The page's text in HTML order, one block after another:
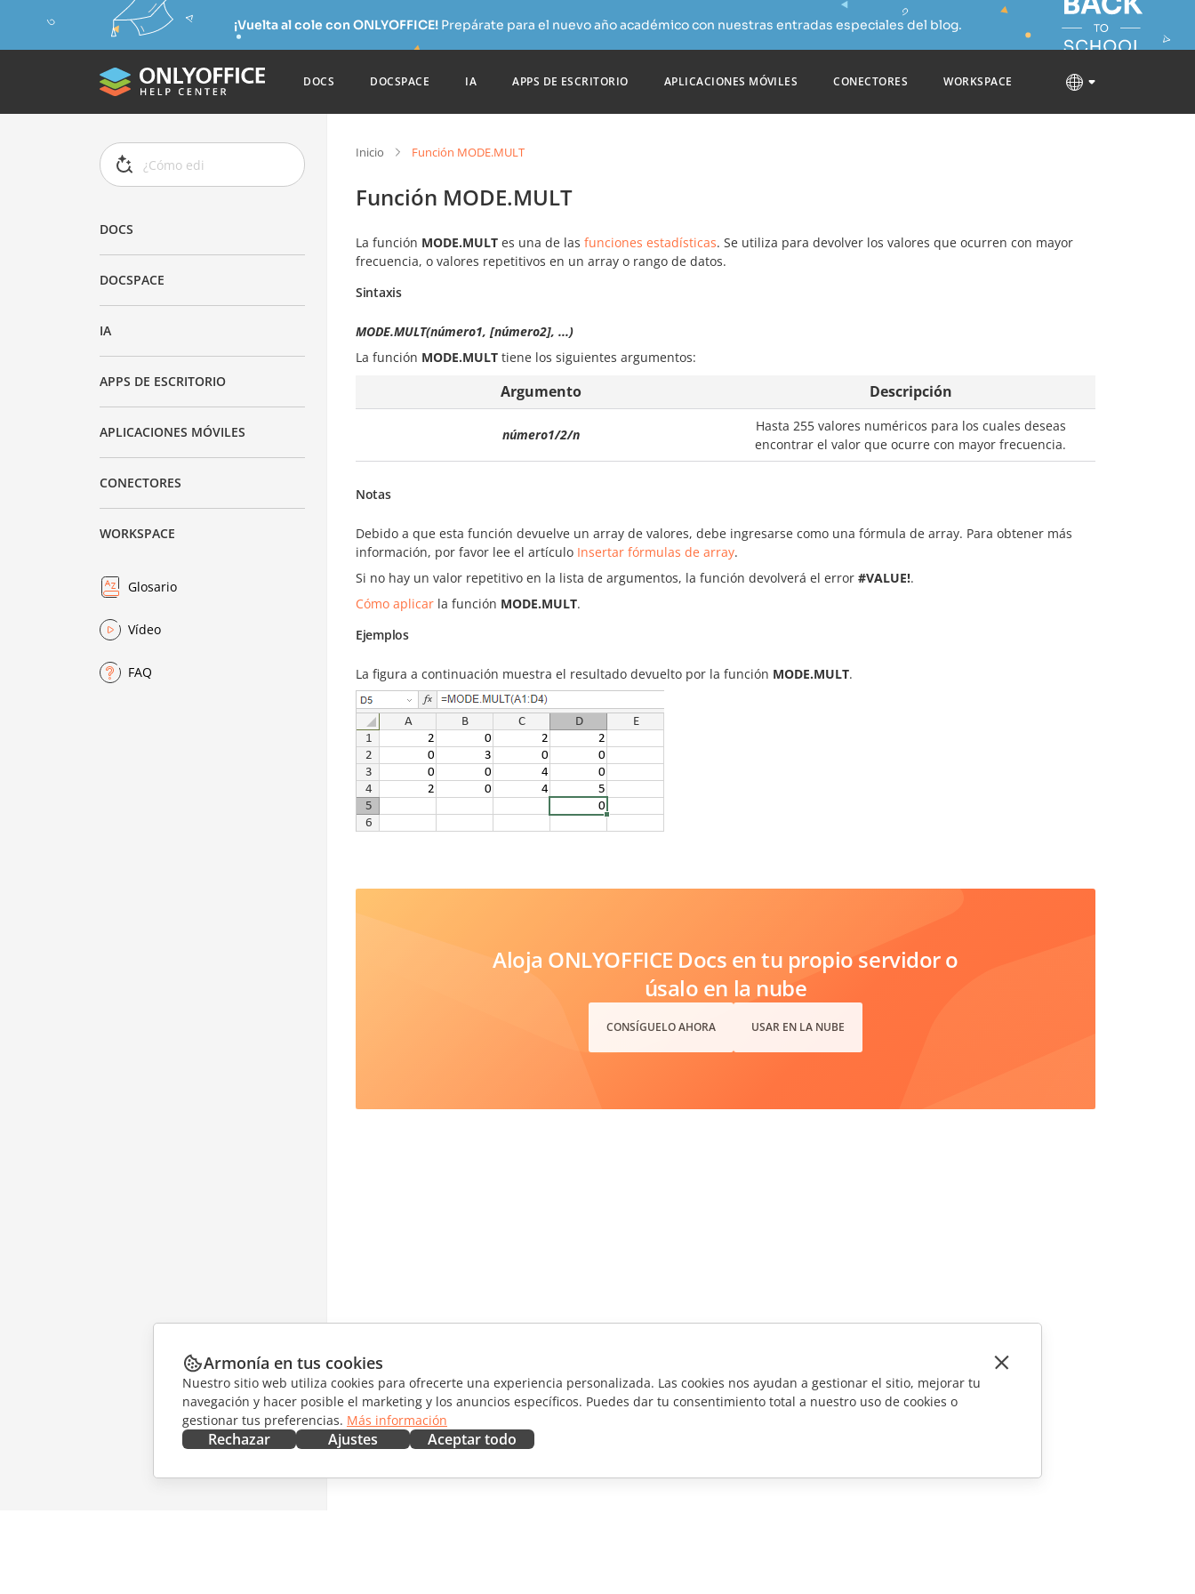
¡Vuelta al cole con ONLYOFFICE!Prepárate para el nuevo año académico con nuestras entradas especiales del blog.
DOCS DOCSPACE IA APPS DE ESCRITORIO APLICACIONES MÓVILES CONECTORES WORKSPACE
DOCS
DOCSPACE
IA
APPS DE ESCRITORIO
APLICACIONES MÓVILES
CONECTORES
WORKSPACE
Glosario
Vídeo
FAQ
Inicio Función MODE.MULT
Función MODE.MULT
La función MODE.MULT es una de las funciones estadísticas. Se utiliza para devolver los valores que ocurren con mayor
frecuencia, o valores repetitivos en un array o rango de datos.
Sintaxis
MODE.MULT(número1, [número2], ...)
La función MODE.MULT tiene los siguientes argumentos:
Argumento Descripción
número1/2/n
Hasta 255 valores numéricos para los cuales deseas
encontrar el valor que ocurre con mayor frecuencia.
Notas
Debido a que esta función devuelve un array de valores, debe ingresarse como una fórmula de array. Para obtener más
información, por favor lee el artículo Insertar fórmulas de array.
Si no hay un valor repetitivo en la lista de argumentos, la función devolverá el error #VALUE!.
Cómo aplicar la función MODE.MULT.
Ejemplos
La figura a continuación muestra el resultado devuelto por la función MODE.MULT.
Aloja ONLYOFFICE Docs en tu propio servidor o
úsalo en la nube
CONSÍGUELO AHORA USAR EN LA NUBE
Armonía en tus cookies
Nuestro sitio web utiliza cookies para ofrecerte una experiencia personalizada. Las cookies nos ayudan a gestionar el sitio, mejorar tu
navegación y hacer posible el marketing y los anuncios específicos. Puedes dar tu consentimiento total a nuestro uso de cookies o
gestionar tus preferencias. Más información
Rechazar Ajustes Aceptar todo